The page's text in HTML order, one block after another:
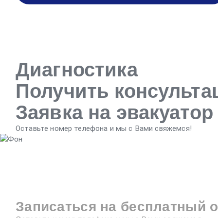
Диагностика
Получить
Заявка на эвакуатор
Оставьте номер телефона и мы с Вами свяжемся!
Записаться на бесплатный